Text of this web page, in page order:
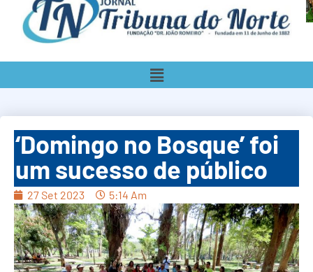
‘Domingo no Bosque’ foi
um sucesso de público
27 Set 2023 5:14 Am